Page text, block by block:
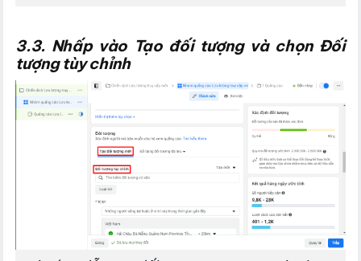
3.3. Nhấp vào Tạo đối tượng và chọn Đối
tượng tùy chỉnh